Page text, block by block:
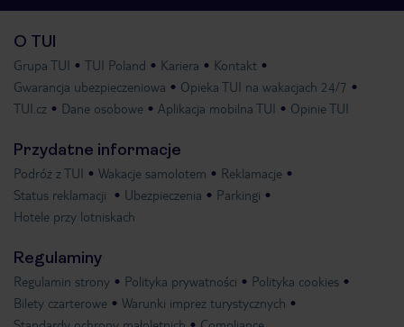
O TUI
Grupa TUI TUI Poland Kariera
Kontakt
Gwarancja ubezpieczeniowa
Opieka TUI na wakacjach 24/7
TUI.cz
Dane osobowe Aplikacja mobilna TUI Opinie TUI
Przydatne informacje
Podróż z TUI Wakacje samolotem
Reklamacje
Status reklamacji
Ubezpieczenia
Parkingi
Hotele przy lotniskach
Regulaminy
Regulamin strony Polityka prywatności
Polityka cookies
Bilety czarterowe
Warunki imprez turystycznych